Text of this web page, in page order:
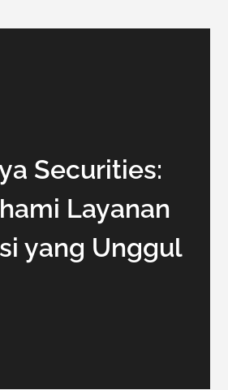
Securities:
Layanan
yang Unggul